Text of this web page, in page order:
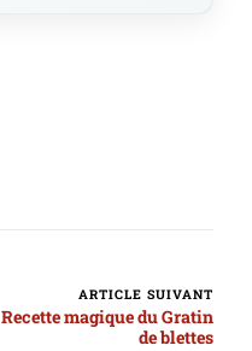
ARTICLE SUIVANT
Recette magique du Gratin
de blettes